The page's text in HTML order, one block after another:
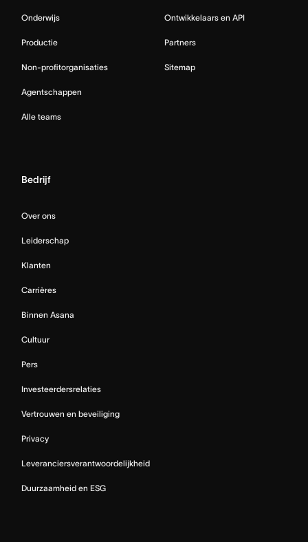
Onderwijs
Productie
Non-profitorganisaties
Agentschappen
Alle teams
Ontwikkelaars en API
Partners
Sitemap
Bedrijf
Over ons
Leiderschap
Klanten
Carrières
Binnen Asana
Cultuur
Pers
Investeerdersrelaties
Vertrouwen en beveiliging
Privacy
Leveranciersverantwoordelijkheid
Duurzaamheid en ESG